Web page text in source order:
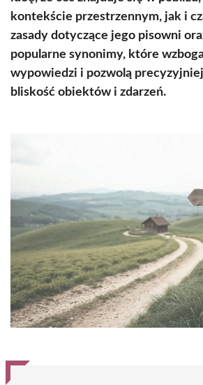
kontekście przestrzennym, jak i
zasady dotyczące jego pisowni
popularne synonimy, które
wypowiedzi i pozwolą
bliskość obiektów i zdarzeń.